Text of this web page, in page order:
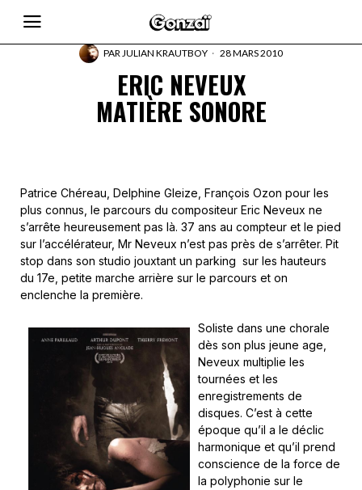
PARJULIAN KRAUTBOY 28 MARS 2010
ERIC NEVEUX
MATIÈRE SONORE
Patrice Chéreau, Delphine Gleize, François Ozon pour les
plus connus, le parcours du compositeur Eric Neveux ne
s’arrête heureusement pas là. 37 ans au compteur et le pied
sur l’accélérateur, Mr Neveux n’est pas près de s’arrêter. Pit
stop dans son studio jouxtant un parking sur les hauteurs
du 17e, petite marche arrière sur le parcours et on
enclenche la première.
Soliste dans une chorale
dès son plus jeune age,
Neveux multiplie les
tournées et les
enregistrements de
disques. C’est à cette
époque qu’il a le déclic
harmonique et qu’il prend
conscience de la force de
la polyphonie sur le